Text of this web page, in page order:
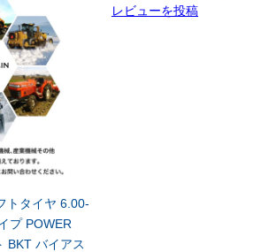
トタイヤ 6.00-
プ POWER
BKT バイアス
レビューを投稿